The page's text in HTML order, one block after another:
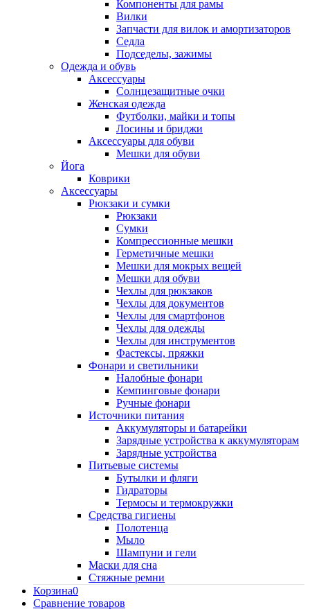
Компоненты для рамы
Вилки
Запчасти для вилок и амортизаторов
Седла
Подседелы, зажимы
Одежда и обувь
Аксессуары
Солнцезащитные очки
Женская одежда
Футболки, майки и топы
Лосины и бриджи
Аксессуары для обуви
Мешки для обуви
Йога
Коврики
Аксессуары
Рюкзаки и сумки
Рюкзаки
Сумки
Компрессионные мешки
Герметичные мешки
Мешки для мокрых вещей
Мешки для обуви
Чехлы для рюкзаков
Чехлы для документов
Чехлы для смартфонов
Чехлы для одежды
Чехлы для инструментов
Фастексы, пряжки
Фонари и светильники
Налобные фонари
Кемпинговые фонари
Ручные фонари
Источники питания
Аккумуляторы и батарейки
Зарядные устройства к аккумуляторам
Зарядные устройства
Питьевые системы
Бутылки и фляги
Гидраторы
Термосы и термокружки
Средства гигиены
Полотенца
Мыло
Шампуни и гели
Маски для сна
Стяжные ремни
Корзина0
Сравнение товаров